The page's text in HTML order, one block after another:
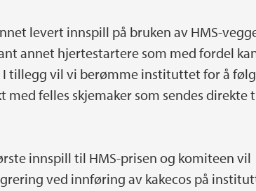
levert innspill på bruken av HMS-
annet hjertestartere som med fordel
tillegg vil vi berømme instituttet for å
felles skjemaker som sendes direkte
innspill til HMS-prisen og komiteen vil
ved innføring av kakecos på